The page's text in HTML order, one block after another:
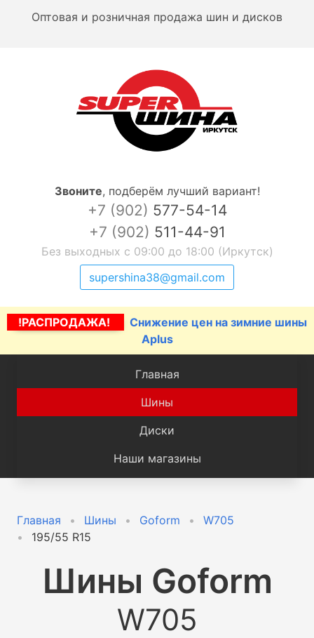
Оптовая и розничная продажа шин и дисков
Звоните, подберём лучший вариант!
+7 (902) 577-54-14
+7 (902) 511-44-91
Без выходных с 09:00 до 18:00 (Иркутск)
supershina38@gmail.com
!РАСПРОДАЖА!
Снижение цен на зимние шины
Aplus
Главная
Шины
Диски
Наши магазины
Главная Шины Goform
W705
195/55 R15
Шины Goform
W705